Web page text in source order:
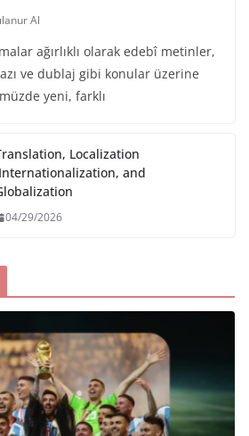
Al
ağırlıklı olarak edebî metinler,
ve dublaj gibi konular üzerine
yeni, farklı
Localization
and
04/29/2026